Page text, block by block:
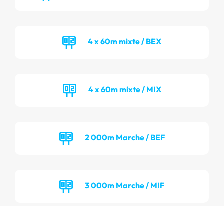
4 x 60m mixte / BEX
4 x 60m mixte / MIX
2 000m Marche / BEF
3 000m Marche / MIF